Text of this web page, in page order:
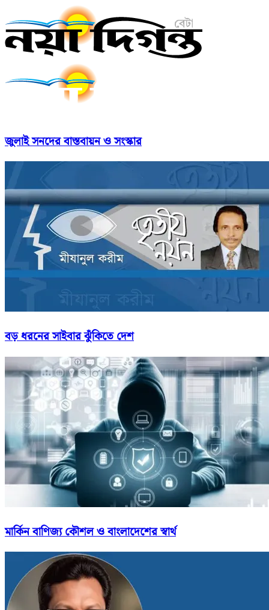
জুলাই সনদের বাস্তবায়ন ও সংস্কার
বড় ধরনের সাইবার ঝুঁকিতে দেশ
মার্কিন বাণিজ্য কৌশল ও বাংলাদেশের স্বার্থ